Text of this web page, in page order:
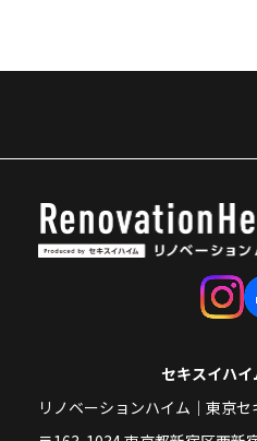
セキスイハイ
リノベーションハイム｜東京